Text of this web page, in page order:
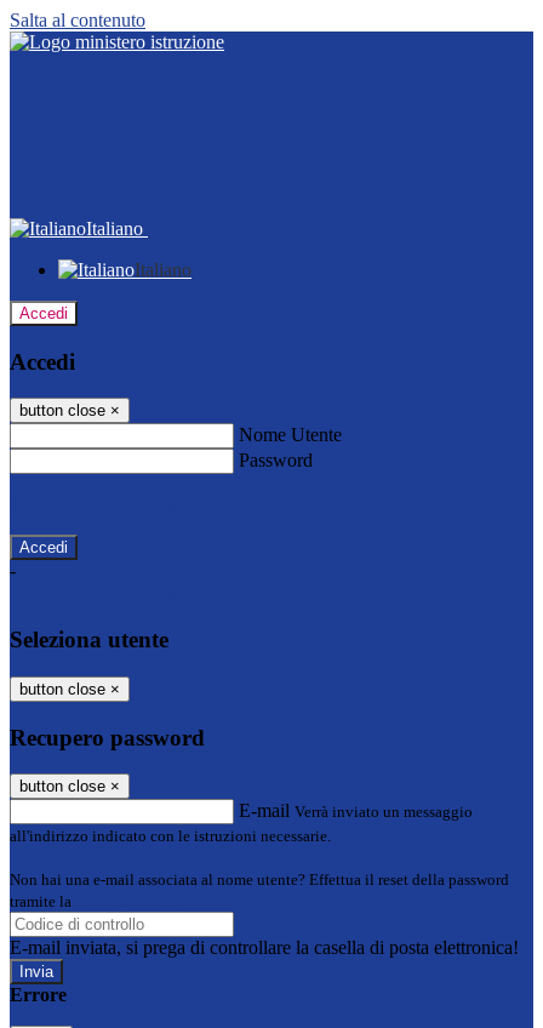
Salta al contenuto
Italiano
Italiano
Accedi
Accedi
button close ×
Nome Utente
Password
-
Seleziona utente
button close ×
Recupero password
button close ×
E-mail Verrà inviato un messaggio
all'indirizzo indicato con le istruzioni necessarie.
Non hai una e-mail associata al nome utente? Effettua il reset della password
tramite la
E-mail inviata, si prega di controllare la casella di posta elettronica!
Errore